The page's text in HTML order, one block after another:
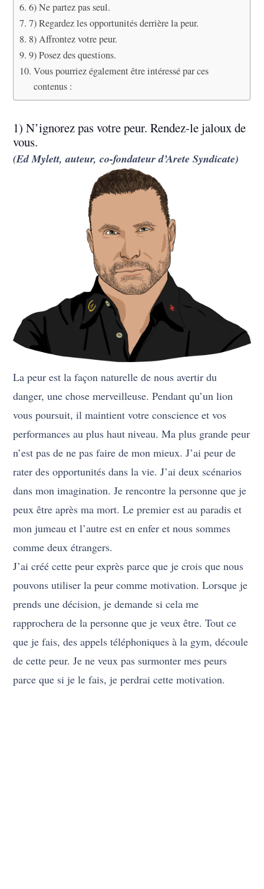
6) Ne partez pas seul.
7) Regardez les opportunités derrière la peur.
8) Affrontez votre peur.
9) Posez des questions.
Vous pourriez également être intéressé par ces
contenus :
1) N’ignorez pas votre peur. Rendez-le jaloux de
vous.
(Ed Mylett, auteur, co-fondateur d’Arete Syndicate)
La peur est la façon naturelle de nous avertir du
danger, une chose merveilleuse. Pendant qu’un lion
vous poursuit, il maintient votre conscience et vos
performances au plus haut niveau. Ma plus grande peur
n’est pas de ne pas faire de mon mieux. J’ai peur de
rater des opportunités dans la vie. J’ai deux scénarios
dans mon imagination. Je rencontre la personne que je
peux être après ma mort. Le premier est au paradis et
mon jumeau et l’autre est en enfer et nous sommes
comme deux étrangers.
J’ai créé cette peur exprès parce que je crois que nous
pouvons utiliser la peur comme motivation. Lorsque je
prends une décision, je demande si cela me
rapprochera de la personne que je veux être. Tout ce
que je fais, des appels téléphoniques à la gym, découle
de cette peur. Je ne veux pas surmonter mes peurs
parce que si je le fais, je perdrai cette motivation.